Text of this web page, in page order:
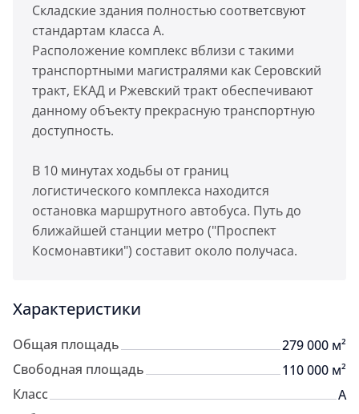
Складские здания полностью соответсвуют
стандартам класса А.
Расположение комплекс вблизи с такими
транспортными магистралями как Серовский
тракт, ЕКАД и Ржевский тракт обеспечивают
данному объекту прекрасную транспортную
доступность.
В 10 минутах ходьбы от границ
логистического комплекса находится
остановка маршрутного автобуса. Путь до
ближайшей станции метро ("Проспект
Космонавтики") составит около получаса.
Характеристики
Общая площадь
279 000 м²
Свободная площадь
110 000 м²
Класс
A